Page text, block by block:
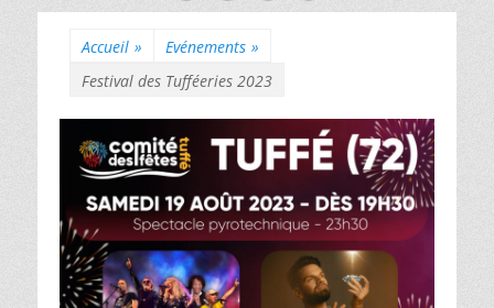
Accueil » Evénements »
Festival des Tufféeries 2023